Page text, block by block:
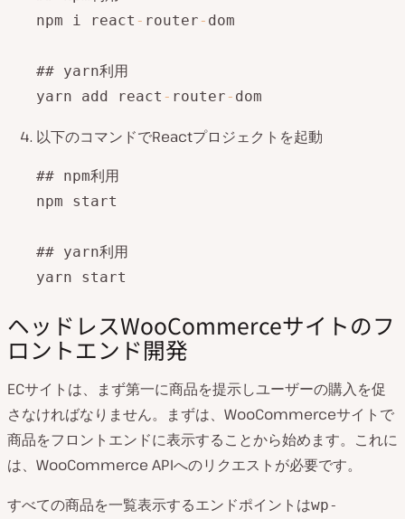
npm i react - router- dom
## yarn利用
yarn add react - router- dom
以下のコマンドでReactプロジェクトを起動
## npm利用
npm start
## yarn利用
yarn start
ヘッドレスWooCommerceサイトのフ
ロントエンド開発
ECサイトは、まず第一に商品を提示しユーザーの購入を促
さなければなりません。まずは、WooCommerceサイトで
商品をフロントエンドに表示することから始めます。これに
は、WooCommerce APIへのリクエストが必要です。
すべての商品を一覧表示するエンドポイントはwp-